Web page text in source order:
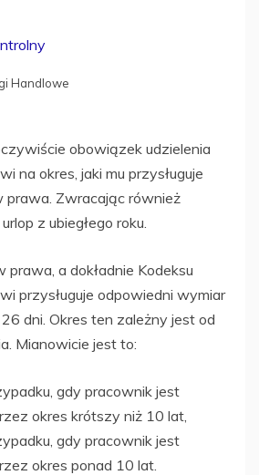
Handlowe
obowiązek udzielenia
na okres, jaki mu przysługuje
prawa. Zwracając również
z ubiegłego roku.
prawa, a dokładnie Kodeksu
przysługuje odpowiedni wymiar
dni. Okres ten zależny jest od
Mianowicie jest to:
gdy pracownik jest
okres krótszy niż 10 lat,
gdy pracownik jest
okres ponad 10 lat.